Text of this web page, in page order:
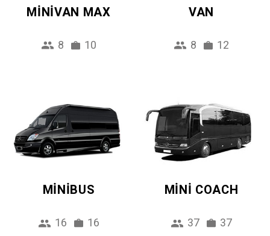
MINIVAN MAX
8 10
VAN
8 12
MINIBUS
16 16
MINI COACH
37 37